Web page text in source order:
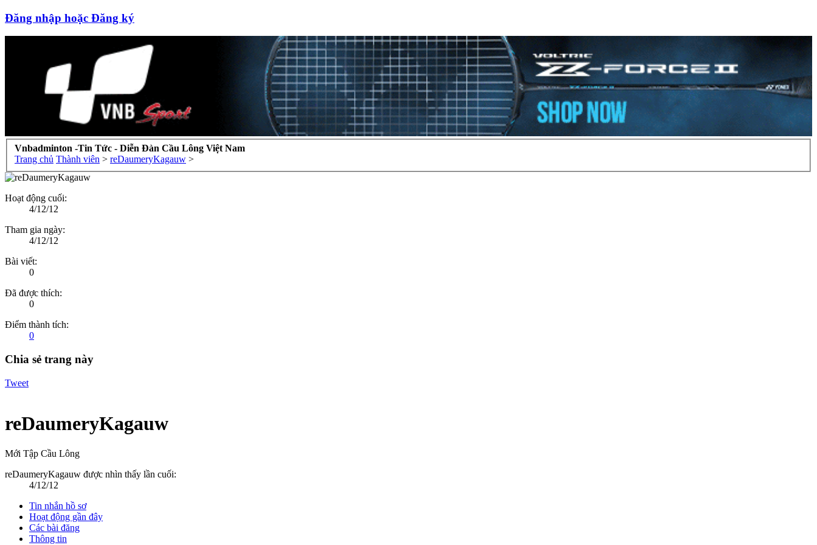
Đăng nhập hoặc Đăng ký
Vnbadminton -Tin Tức - Diễn Đàn Cầu Lông Việt Nam
Trang chủ Thành viên > reDaumeryKagauw >
Hoạt động cuối:
4/12/12
Tham gia ngày:
4/12/12
Bài viết:
0
Đã được thích:
0
Điểm thành tích:
0
Chia sẻ trang này
Tweet
reDaumeryKagauw
Mới Tập Cầu Lông
reDaumeryKagauw được nhìn thấy lần cuối:
4/12/12
Tin nhắn hồ sơ
Hoạt động gần đây
Các bài đăng
Thông tin